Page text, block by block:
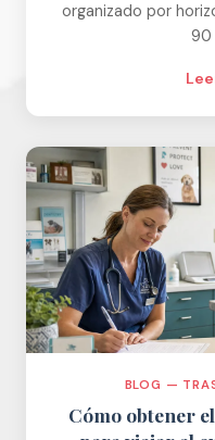
organizado por
90
BLOG —
Cómo obtener